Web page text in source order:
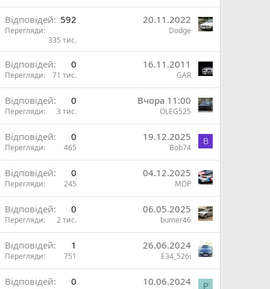
Відповідей 592
Перегляди
335 тис.
20.11.2022
Dodge
Відповідей 0
Перегляди 71 тис.
16.11.2011
GAR
Відповідей 0
Перегляди 3 тис.
Вчора 11:00
OLEG525
Відповідей 0
Перегляди 465
19.12.2025
Bob74
B
Відповідей 0
Перегляди 245
04.12.2025
MOP
Відповідей 0
Перегляди 2 тис.
06.05.2025
bumer46
Відповідей 1
Перегляди 751
26.06.2024
E34_526i
Відповідей 0 10.06.2024 P